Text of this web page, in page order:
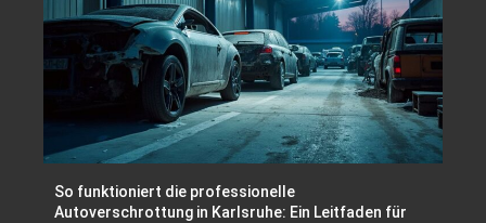
So funktioniert die professionelle
Autoverschrottung in Karlsruhe: Ein Leitfaden für